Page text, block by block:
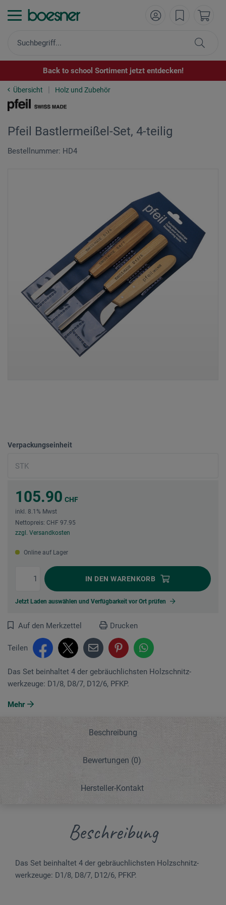
Back to school Sortiment jetzt entdecken!
Übersicht Holz und Zubehör
Pfeil Bastlermeißel-Set, 4-teilig
Bestellnummer: HD4
Verpackungseinheit
105.90 CHF
inkl. 8.1% Mwst
Nettopreis: CHF 97.95
zzgl. Versandkosten
Online auf Lager
IN DEN WARENKORB
Jetzt Laden auswählen und Verfügbarkeit vor Ort prüfen
Auf den Merkzettel Drucken
Teilen
Das Set beinhaltet 4 der gebräuchlichsten Holz­schnitz­
werkzeuge: D1/8, D8/7, D12/6, PFKP.
Mehr
Beschreibung
Bewertungen (0)
Hersteller-Kontakt
Beschreibung
Das Set beinhaltet 4 der gebräuchlichsten Holz­schnitz­
werkzeuge: D1/8, D8/7, D12/6, PFKP.